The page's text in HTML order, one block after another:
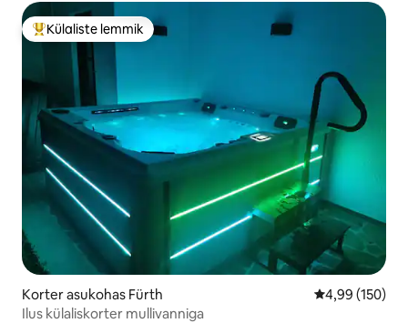
Külaliste suur lemmik
Külaliste lemmik
Korter asukohas Fürth Keskmine
4,99 (150)
Ilus külaliskorter mullivanniga